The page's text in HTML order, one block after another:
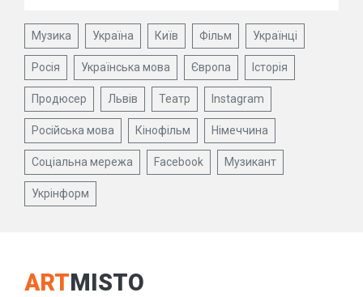
Музика Україна Київ Фільм Українці
Росія Українська мова Європа Історія
Продюсер Львів Театр Instagram
Російська мова Кінофільм Німеччина
Соціальна мережа Facebook Музикант
Укрінформ
ARTMISTO